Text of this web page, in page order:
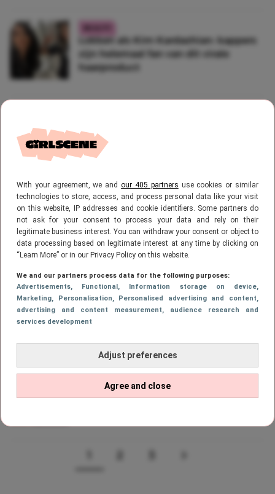
With your agreement, we andour 405 partners use cookies or similar
technologies to store, access, and process personal data like your visit
on this website, IP addresses and cookie identifiers. Some partners do
not ask for your consent to process your data and rely on their
legitimate business interest. You can withdraw your consent or object to
data processing based on legitimate interest at any time by clicking on
“Learn More” or in our Privacy Policy on this website.
We and our partners process data for the following purposes:
Advertisements, Functional , Information storage on device,
Marketing, Personalisation, Personalised advertising and content,
advertising and content measurement, audience research and
services development
Adjust preferences
Agree and close
Lokken als Kim Kardashian: kappers
zijn helemaal fan van dit virale
haarproduct
SKIMS met Lana Del Rey wil je
hebben
CELEBS
Bingen: Kardashians krijgen
binnenkort een 3-delige
documentaire
CELEBS
Zien! Kim Kardashian krijgt veel
kritiek op pikante fotoshoot
CELEBS
Zien! Kim Kardashian verrast volgers
met foto zonder filters
PagePAGEPAGE